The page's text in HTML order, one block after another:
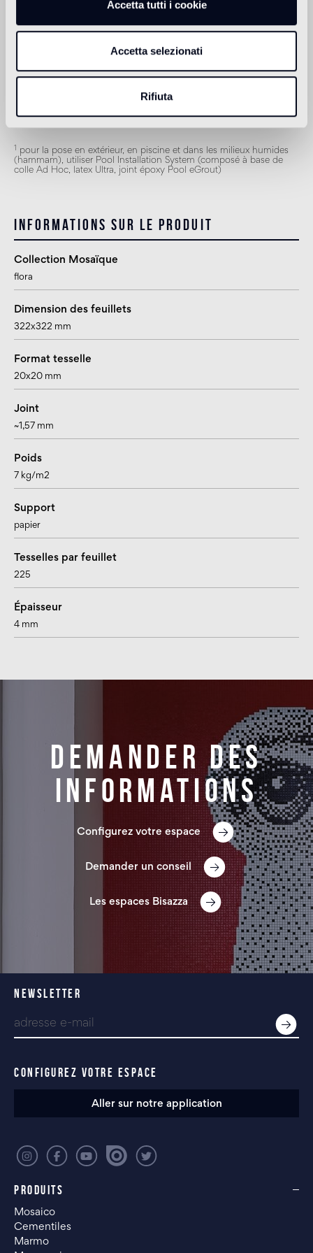
Accetta tutti i cookie
Accetta selezionati
Rifiuta
Revêtement extérieur
pour la pose en extérieur, en piscine et dans les milieux humides
(hammam), utiliser Pool Installation System (composé à base de
colle Ad Hoc, latex Ultra, joint époxy Pool eGrout)
Informations sur le produit
Collection Mosaïque
flora
Dimension des feuillets
322x322 mm
Format tesselle
20x20 mm
Joint
~1,57 mm
Poids
7 kg/m2
Support
papier
Tesselles par feuillet
225
Épaisseur
4 mm
Demander des
informations
Configurez votre espace
Demander un conseil
Les espaces Bisazza
PRODUITS
Mosaico
Cementiles
Marmo
NEWSLETTER
CONFIGUREZ VOTRE ESPACE
Aller sur notre application